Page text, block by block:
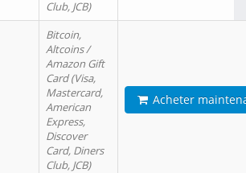
Club, JCB)
Bitcoin,
Altcoins /
Amazon Gift
Card (Visa,
Mastercard,
American
Express,
Discover
Card, Diners
Club, JCB)
Acheter